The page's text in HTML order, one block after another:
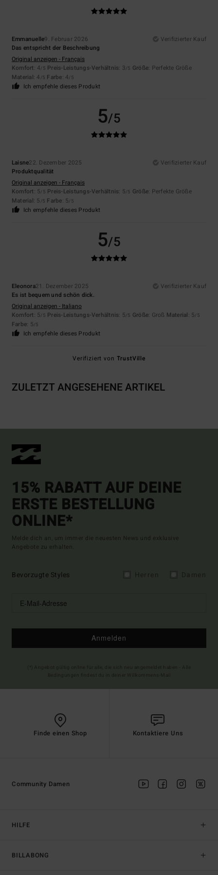
Emmanuelle9. Februar 2026
Verifizierter Kauf
Das entspricht der Beschreibung
Original anzeigen - Français
Komfort: 4/5 Preis-Leistungs-Verhältnis: 3/5 Größe: Perfekte Größe
Material: 4 /5 Farbe: 4/5
Ich empfehle dieses Produkt
5/5
Laisne22. Dezember 2025
Verifizierter Kauf
Produktqualität
Original anzeigen - Français
Komfort: 5/5 Preis-Leistungs-Verhältnis: 5/5 Größe: Perfekte Größe
Material: 5 /5 Farbe: 5/5
Ich empfehle dieses Produkt
5/5
Eleonora21. Dezember 2025
Verifizierter Kauf
Es ist bequem und schön dick.
Original anzeigen - Italiano
Komfort: 5/5 Preis-Leistungs-Verhältnis: 5/5 Größe: Groß Material: 5/5
Farbe: 5/5
Ich empfehle dieses Produkt
Verifiziert von TrustVille
ZULETZT ANGESEHENE ARTIKEL
15% RABATT AUF DEINE
ERSTE BESTELLUNG
ONLINE*
Melde dich an, um immer die neuesten News und exklusive
Angebote zu erhalten.
Bevorzugte Styles
Anmelden
Finde einen Shop Kontaktiere Uns
HILFE
BILLABONG
Community Damen